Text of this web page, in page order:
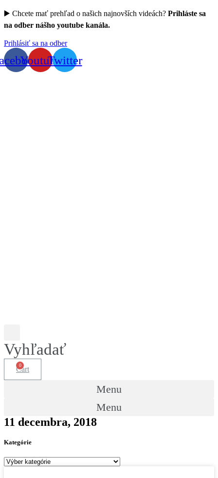
▶️ Chcete mať prehľad o našich najnovších videách? Prihláste sa
na odber nášho youtube kanála.
Prihlásiť sa na odber
YoutubeTwitter
Vyhľadať
Cart
Menu
Menu
11 decembra, 2018
Kategórie
Kategórie